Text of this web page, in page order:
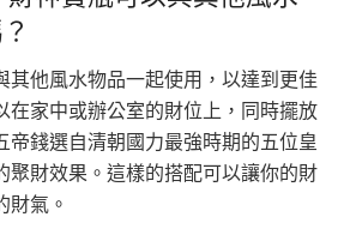
其他風水物品一起使用，以達到更佳
在家中或辦公室的財位上，同時擺放
帝錢選自清朝國力最強時期的五位皇
聚財效果。這樣的搭配可以讓你的財
財氣。